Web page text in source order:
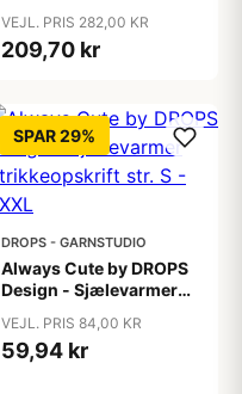
XXXL
VEJL. PRIS 282,00 KR
209,70 kr
SPAR 29%
DROPS - GARNSTUDIO
Always Cute by DROPS
Design - Sjælevarmer
XXXL
VEJL. PRIS 84,00 KR
59,94 kr